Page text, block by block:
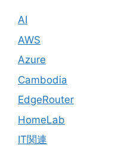
AI
AWS
Azure
Cambodia
EdgeRouter
HomeLab
IT関連